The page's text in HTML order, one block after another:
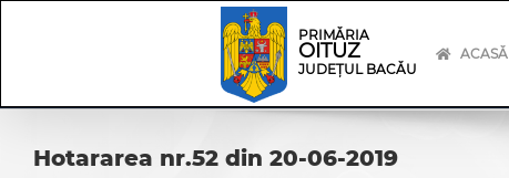
PRIMĂRIA
OITUZ
JUDEȚUL BACĂU
ACASĂ
Hotararea nr.52 din 20-06-2019